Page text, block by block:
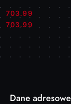
Cena:
703.99
Cena:
703.99
Dane adresowe